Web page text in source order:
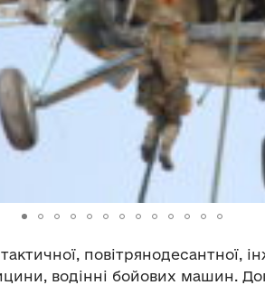
повітрянодесантної,
водінні бойових машин.